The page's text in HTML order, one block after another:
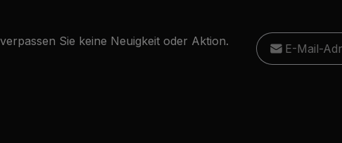
Sie keine Neuigkeit oder Aktion. E-Mail-